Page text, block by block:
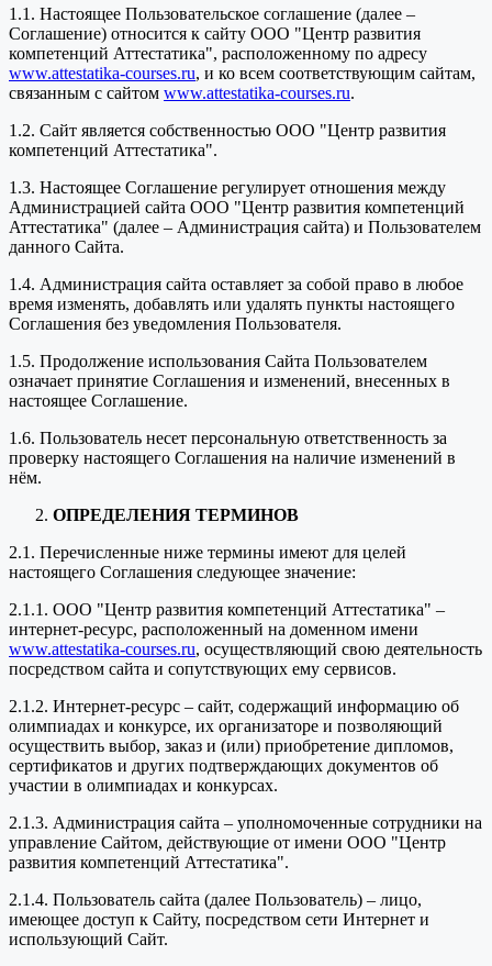
1.1. Настоящее Пользовательское соглашение (далее –
Соглашение) относится к сайту ООО "Центр развития
компетенций Аттестатика", расположенному по адресу
www.attestatika-courses.ru, и ко всем соответствующим сайтам,
связанным с сайтом www.attestatika-courses.ru.
1.2. Сайт является собственностью ООО "Центр развития
компетенций Аттестатика".
1.3. Настоящее Соглашение регулирует отношения между
Администрацией сайта ООО "Центр развития компетенций
Аттестатика" (далее – Администрация сайта) и Пользователем
данного Сайта.
1.4. Администрация сайта оставляет за собой право в любое
время изменять, добавлять или удалять пункты настоящего
Соглашения без уведомления Пользователя.
1.5. Продолжение использования Сайта Пользователем
означает принятие Соглашения и изменений, внесенных в
настоящее Соглашение.
1.6. Пользователь несет персональную ответственность за
проверку настоящего Соглашения на наличие изменений в
нём.
ОПРЕДЕЛЕНИЯ ТЕРМИНОВ
2.1. Перечисленные ниже термины имеют для целей
настоящего Соглашения следующее значение:
2.1.1. ООО "Центр развития компетенций Аттестатика" –
интернет-ресурс, расположенный на доменном имени
www.attestatika-courses.ru, осуществляющий свою деятельность
посредством сайта и сопутствующих ему сервисов.
2.1.2. Интернет-ресурс – сайт, содержащий информацию об
олимпиадах и конкурсе, их организаторе и позволяющий
осуществить выбор, заказ и (или) приобретение дипломов,
сертификатов и других подтверждающих документов об
участии в олимпиадах и конкурсах.
2.1.3. Администрация сайта – уполномоченные сотрудники на
управление Сайтом, действующие от имени ООО "Центр
развития компетенций Аттестатика".
2.1.4. Пользователь сайта (далее Пользователь) – лицо,
имеющее доступ к Сайту, посредством сети Интернет и
использующий Сайт.